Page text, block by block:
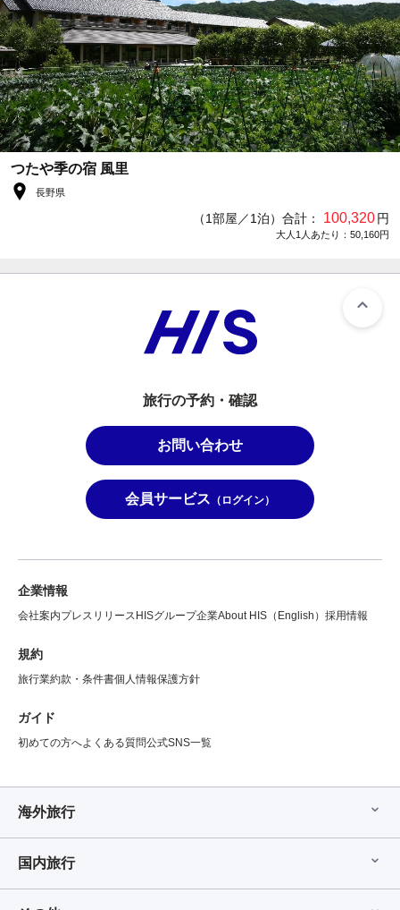
つたや季の宿 風里
長野県
（1部屋／1泊）合計： 100,320円
大人1人あたり：50,160円
旅行の予約・確認
お問い合わせ
会員サービス （ログイン）
企業情報
会社案内プレスリリース HISグループ企業About HIS（English） 採用情報
規約
旅行業約款・条件書個人情報保護方針
ガイド
初めての方へよくある質問公式SNS一覧
海外旅行
国内旅行